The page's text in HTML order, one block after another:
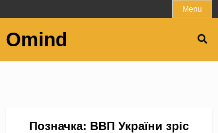
to
Menu
Omind
Позначка: ВВП України зріс